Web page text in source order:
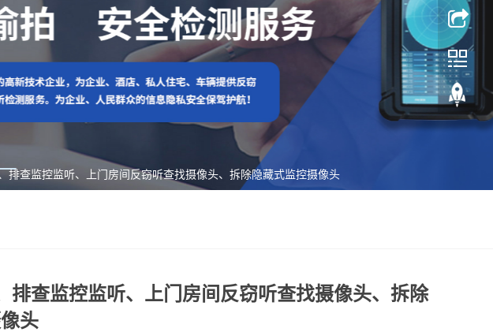
查监控监听、上门房间反窃听查找摄像头、拆除隐藏式监控摄像头
查监控监听、上门房间反窃听查找摄像头、拆除
头